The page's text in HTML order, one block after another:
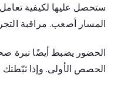
ستحصل عليها لكيفية
المسار أصعب. مراقبة
الحضور يضبط أيضًا نبرة
الحصص الأولى. وإذا ثبّطتك